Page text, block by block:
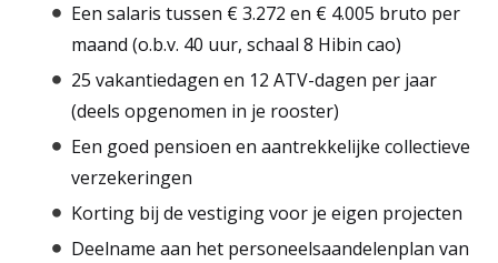
Een salaris tussen € 3.272 en € 4.005 bruto per
maand (o.b.v. 40 uur, schaal 8 Hibin cao)
25 vakantiedagen en 12 ATV-dagen per jaar
(deels opgenomen in je rooster)
Een goed pensioen en aantrekkelijke collectieve
verzekeringen
Korting bij de vestiging voor je eigen projecten
Deelname aan het personeelsaandelenplan van